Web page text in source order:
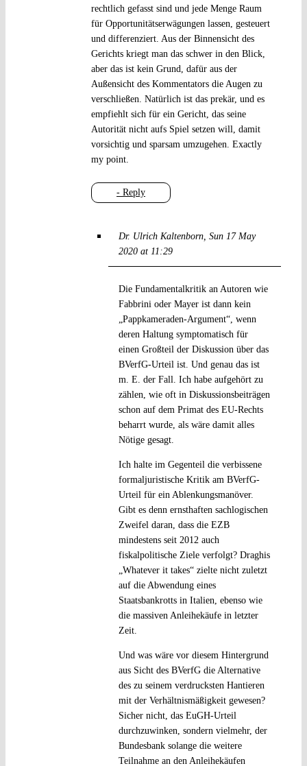
- Reply
rechtlich gefasst sind und jede Menge Raum
für Opportunitätserwägungen lassen, gesteuert
und differenziert. Aus der Binnensicht des
Gerichts kriegt man das schwer in den Blick,
aber das ist kein Grund, dafür aus der
Außensicht des Kommentators die Augen zu
verschließen. Natürlich ist das prekär, und es
empfiehlt sich für ein Gericht, das seine
Autorität nicht aufs Spiel setzen will, damit
vorsichtig und sparsam umzugehen. Exactly
my point.
Dr. Ulrich Kaltenborn Sun 17 May
2020 at 11:29
Die Fundamentalkritik an Autoren wie
Fabbrini oder Mayer ist dann kein
„Pappkameraden-Argument“, wenn
deren Haltung symptomatisch für
einen Großteil der Diskussion über das
BVerfG-Urteil ist. Und genau das ist
m. E. der Fall. Ich habe aufgehört zu
zählen, wie oft in Diskussionsbeiträgen
schon auf dem Primat des EU-Rechts
beharrt wurde, als wäre damit alles
Nötige gesagt.
Ich halte im Gegenteil die verbissene
formaljuristische Kritik am BVerfG-
Urteil für ein Ablenkungsmanöver.
Gibt es denn ernsthaften sachlogischen
Zweifel daran, dass die EZB
mindestens seit 2012 auch
fiskalpolitische Ziele verfolgt? Draghis
„Whatever it takes“ zielte nicht zuletzt
auf die Abwendung eines
Staatsbankrotts in Italien, ebenso wie
die massiven Anleihekäufe in letzter
Zeit.
Und was wäre vor diesem Hintergrund
aus Sicht des BVerfG die Alternative
des zu seinem verdrucksten Hantieren
mit der Verhältnismäßigkeit gewesen?
Sicher nicht, das EuGH-Urteil
durchzuwinken, sondern vielmehr, der
Bundesbank solange die weitere
Teilnahme an den Anleihekäufen